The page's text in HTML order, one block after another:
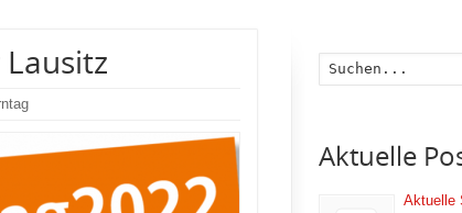
Aktuelle
Aktuelle